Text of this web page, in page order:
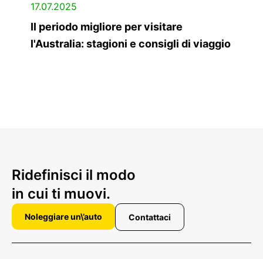
17.07.2025
Il periodo migliore per visitare
l'Australia: stagioni e consigli di viaggio
Ridefinisci il modo
in cui ti muovi.
Noleggiare un\’auto Contattaci